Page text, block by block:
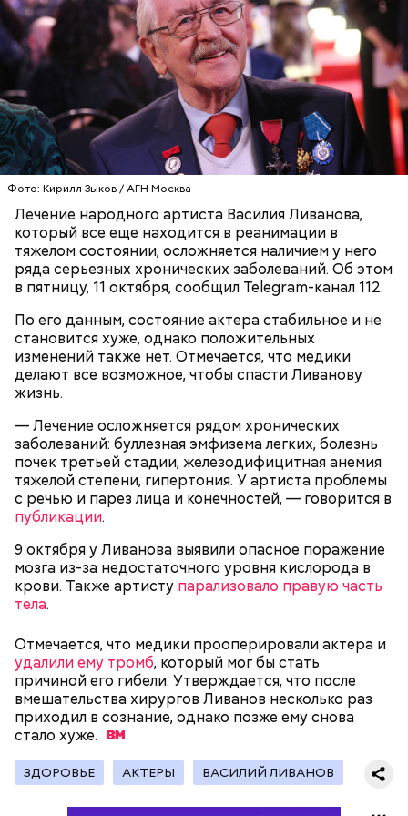
Фото: Кирилл Зыков / АГН Москва
Лечение народного артиста Василия Ливанова,
который все еще находится в реанимации в
тяжелом состоянии, осложняется наличием у него
ряда серьезных хронических заболеваний. Об этом
в пятницу, 11 октября, сообщил Telegram-канал 112.
По его данным, состояние актера стабильное и не
становится хуже, однако положительных
изменений также нет. Отмечается, что медики
делают все возможное, чтобы спасти Ливанову
жизнь.
— Лечение осложняется рядом хронических
заболеваний: буллезная эмфизема легких, болезнь
почек третьей стадии, железодифицитная анемия
тяжелой степени, гипертония. У артиста проблемы
с речью и парез лица и конечностей, — говорится в
публикации.
9 октября у Ливанова выявили опасное поражение
мозга из-за недостаточного уровня кислорода в
крови. Также артисту парализовало правую часть
тела.
Отмечается, что медики прооперировали актера и
удалили ему тромб, который мог бы стать
причиной его гибели. Утверждается, что после
вмешательства хирургов Ливанов несколько раз
приходил в сознание, однако позже ему снова
стало хуже.
ЗДОРОВЬЕ АКТЕРЫ ВАСИЛИЙ ЛИВАНОВ
что должно быть в составе
крабовых палочек
— Бывает тушенка, в которой много сала и
добавок, — ее нежелательно есть. Если эта тушенка
— просто мясо или даже домашнего
приготовления, то один-два раза в неделю она
может присутствовать в рационе, — подчеркнула
специалист.
По словам врача, тушенка полезнее колбасы,
потому что является отварным и герметично
упакованным продуктом. Однако если на упаковке
есть повреждения, то в таком случае даже
качественную тушенку брать не стоит. Она
непригодна для употребления и может стать
причиной развития ботулизма или других опасных
инфекций.
двое, добавила Русакова. В противном случае при
вскрытии происходят процессы окисления, и
металлическая упаковка начинает оказывать
негативное влияние на мясо, заключила специалист.
— Затем достать подпекшийся до темного цвета
перец с углей и переложить его в пакет, чтобы
кожица стала мягкой. После необходимо снять эту
кожицу с овоща и нарезать. Далее готовые лук,
баклажан и кабачок разрезать пополам, а помидор
«ВМ».
Для заправки нужно мелко нарезать чеснок и
смешать его с уксусом, оливковым маслом, сахаром
и нарезанной веточкой тархуна.
Диетолог Соломатина объяснила,
— Из указанных мною объемов у вас должно
получиться три кулича среднего размера. Выпекать
их нужно при температуре 180 градусов около 40
Глазурь